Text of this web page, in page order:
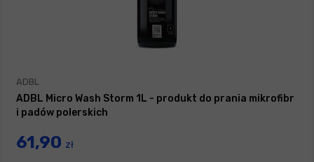
ADBL
ADBL Micro Wash Storm 1L - produkt do prania mikrofibr
i padów polerskich
61,90 zł